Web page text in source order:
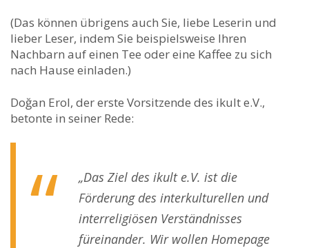
(Das können übrigens auch Sie, liebe Leserin und
lieber Leser, indem Sie beispielsweise Ihren
Nachbarn auf einen Tee oder eine Kaffee zu sich
nach Hause einladen.)
Doğan Erol, der erste Vorsitzende des ikult e.V.,
betonte in seiner Rede:
„Das Ziel des ikult e.V. ist die
Förderung des interkulturellen und
interreligiösen Verständnisses
füreinander. Wir wollen Homepage